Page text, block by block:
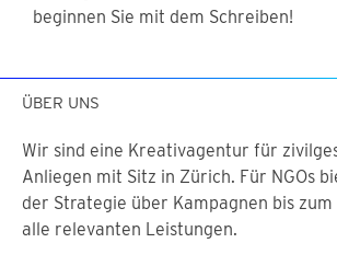
beginnen Sie mit dem Schreiben!
ÜBER UNS
Wir sind eine Kreativagentur für
Anliegen mit Sitz in Zürich. Für NGOs
der Strategie über Kampagnen bis zum
alle relevanten Leistungen.